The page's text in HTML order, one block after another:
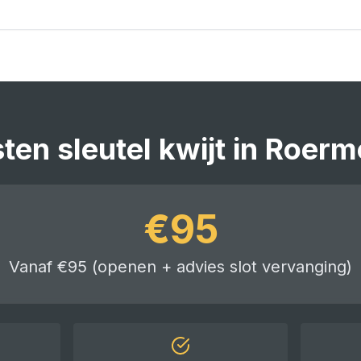
sleutel kwijt in
€95
Vanaf €95 (openen + advies slot vervanging)